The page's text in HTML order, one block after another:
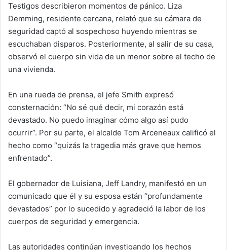
Testigos describieron momentos de pánico. Liza
Demming, residente cercana, relató que su cámara de
seguridad captó al sospechoso huyendo mientras se
escuchaban disparos. Posteriormente, al salir de su casa,
observó el cuerpo sin vida de un menor sobre el techo de
una vivienda.
En una rueda de prensa, el jefe Smith expresó
consternación: “No sé qué decir, mi corazón está
devastado. No puedo imaginar cómo algo así pudo
ocurrir”. Por su parte, el alcalde Tom Arceneaux calificó el
hecho como “quizás la tragedia más grave que hemos
enfrentado”.
El gobernador de Luisiana, Jeff Landry, manifestó en un
comunicado que él y su esposa están “profundamente
devastados” por lo sucedido y agradeció la labor de los
cuerpos de seguridad y emergencia.
Las autoridades continúan investigando los hechos